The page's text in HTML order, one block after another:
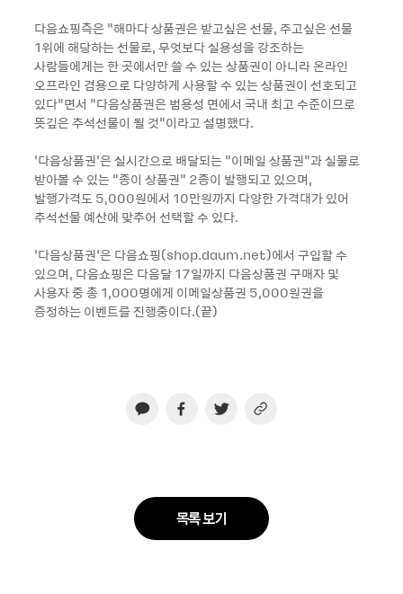
다음쇼핑측은 “해마다 상품권은 받고싶은 선물, 주고싶은 선물
1위에 해당하는 선물로, 무엇보다 실용성을 강조하는
사람들에게는 한 곳에서만 쓸 수 있는 상품권이 아니라 온라인
오프라인 겸용으로 다양하게 사용할 수 있는 상품권이 선호되고
있다”면서 “다음상품권은 범용성 면에서 국내 최고 수준이므로
뜻깊은 추석선물이 될 것”이라고 설명했다.
‘다음상품권’은 실시간으로 배달되는 “이메일 상품권”과 실물로
받아볼 수 있는 “종이 상품권” 2종이 발행되고 있으며,
발행가격도 5,000원에서 10만원까지 다양한 가격대가 있어
추석선물 예산에 맞추어 선택할 수 있다.
‘다음상품권’은 다음쇼핑(shop.daum.net)에서 구입할 수
있으며, 다음쇼핑은 다음달 17일까지 다음상품권 구매자 및
사용자 중 총 1,000명에게 이메일상품권 5,000원권을
증정하는 이벤트를 진행중이다.(끝)
목록 보기